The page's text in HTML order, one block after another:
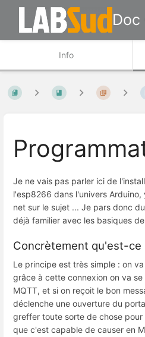
Doc
Info
Je ne vais pas parler ici de
l'esp8266 dans l'univers
net sur le sujet ... Je pars donc
déjà familier avec les basiques
Concrètement qu'est-ce
Le principe est très simple : on
grâce à cette connexion on va
MQTT, et si on reçoit le bon
déclenche une ouverture du
greffer toute sorte de chose
que c'est capable de causer en